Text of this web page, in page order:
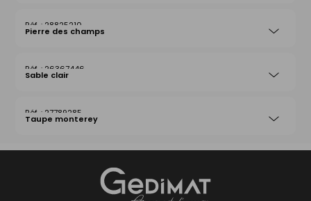
28825210
Pierre des champs
26367446
Sable clair
27789285
Taupe monterey